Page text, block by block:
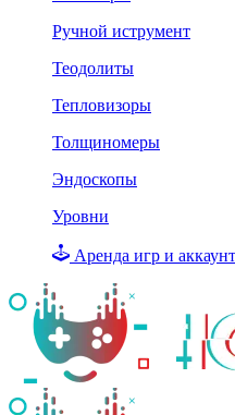
Ручной иструмент
Теодолиты
Тепловизоры
Толщиномеры
Эндоскопы
Уровни
Аренда игр и